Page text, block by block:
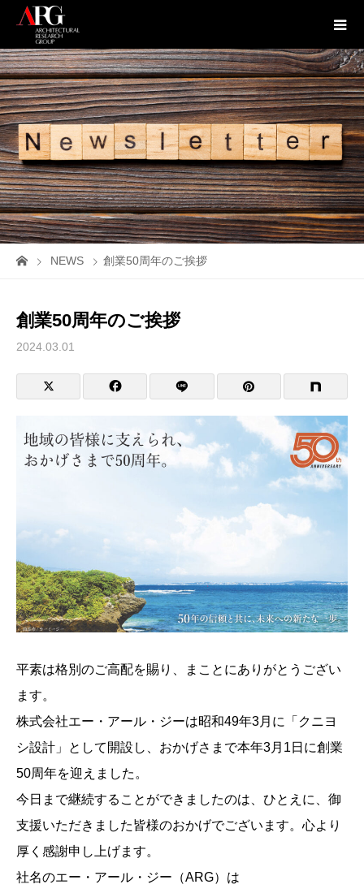
NEWS 創業50周年のご挨拶
創業50周年のご挨拶
2024.03.01
平素は格別のご高配を賜り、まことにありがとうござい
ます。
株式会社エー・アール・ジーは昭和49年3月に「クニヨ
シ設計」として開設し、おかげさまで本年3月1日に創業
50周年を迎えました。
今日まで継続することができましたのは、ひとえに、御
支援いただきました皆様のおかげでございます。心より
厚く感謝申し上げます。
社名のエー・アール・ジー（ARG）は